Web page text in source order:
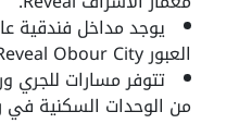
يوجد مداخل فندقية
العبور Compound Reveal Obour City.
تتوفر مسارات للجري
من الوحدات السكنية في